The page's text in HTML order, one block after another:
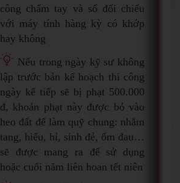
công chấm tay và sổ đối chiếu
với máy tính hàng kỳ có khớp
hay không
Nếu trong ngày kỹ sư không
lập trước bản kế hoạch thi công
ngày kế tiếp sẽ bị phạt 500.000
đ, khoản phạt này được bỏ vào
heo đất để làm quỹ chung: nhằm
tang, hiếu, hỉ, sinh đẻ, ốm đau…
sẽ được mang ra để sử dụng
hoặc cuối năm liên hoan tết niên